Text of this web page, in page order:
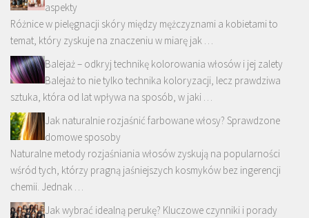
aspekty
Różnice w pielęgnacji skóry między mężczyznami a kobietami to
temat, który zyskuje na znaczeniu w miarę jak …
Balejaż – odkryj technikę kolorowania włosów i jej zalety
Balejaż to nie tylko technika koloryzacji, lecz prawdziwa
sztuka, która od lat wpływa na sposób, w jaki …
Jak naturalnie rozjaśnić farbowane włosy? Sprawdzone
domowe sposoby
Naturalne metody rozjaśniania włosów zyskują na popularności
wśród tych, którzy pragną jaśniejszych kosmyków bez ingerencji
chemii. Jednak …
Jak wybrać idealną perukę? Kluczowe czynniki i porady